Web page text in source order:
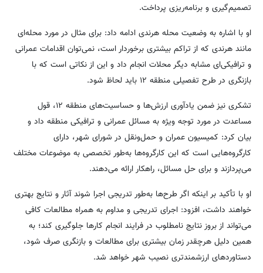
تصمیم‌گیری و برنامه‌ریزی پرداخت.
او با اشاره به وضعیت محله هرندی ادامه داد: برای مثال در مورد محله‌ای
مانند هرندی که از تراکم بیشتری برخوردار است، نمی‌توان اقدامات عمرانی
و ترافیکی‌ای مشابه دیگر محلات انجام داد و این از نکاتی است که با
بازنگری در طرح تفصیلی منطقه ۱۲ باید لحاظ شود.
تشکری نیز ضمن یادآوری ارزش‌ها و حساسیت‌های منطقه ۱۲، قول
مساعدت در مورد توجه ویژه به مسائل عمرانی و ترافیکی منطقه داد و
بیان کرد: کمیسیون عمران و حمل‌ونقل در شورای شهر، دارای
کارگروه‌هایی است که این کارگروه‌ها به‌طور تخصصی به موضوعات مختلف
می‌پردازند و برای حل مسائل، راهکار ارائه می‌دهند.
او با تأکید بر اینکه اگر طرح‌ها به‌طور تدریجی اجرا شوند آثار و نتایج بهتری
خواهند داشت، افزود: اجرای تدریجی و مداوم به همراه مطالعات کافی
می‌تواند از بروز نتایج نامطلوب در فرایند انجام کارها جلوگیری کند؛ به
همین دلیل هرچقدر زمان بیشتری برای مطالعات و بازنگری صرف شود،
دستاوردهای ارزشمندتری نصیب شهر خواهد شد.